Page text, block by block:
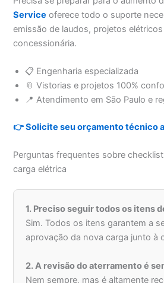
Service oferece todo o suporte
emissão de laudos, projetos
concessionária.
📋 Engenharia especializada
📎 Vistorias e projetos 100%
📍 Atendimento em São Paulo e
👉 Solicite seu orçamento técnico
Perguntas frequentes sobre
carga elétrica
1. Preciso seguir todos os itens
Sim. Todos os itens garantem a
aprovação da nova carga junto à
2. A revisão do aterramento é
Nem sempre, mas é altamente